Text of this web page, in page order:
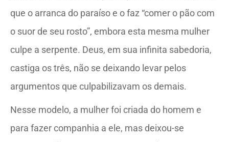
que o arranca do paraíso e o faz “comer o pão com
o suor de seu rosto”, embora esta mesma mulher
culpe a serpente. Deus, em sua infinita sabedoria,
castiga os três, não se deixando levar pelos
argumentos que culpabilizavam os demais.
Nesse modelo, a mulher foi criada do homem e
para fazer companhia a ele, mas deixou-se